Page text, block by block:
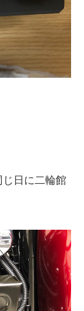
日に二輪館